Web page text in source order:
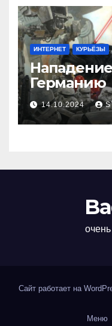
ИНТЕРНЕТ КУРЬЁЗЫ
Германию
14.10.2024
Сайт работает на
Меню